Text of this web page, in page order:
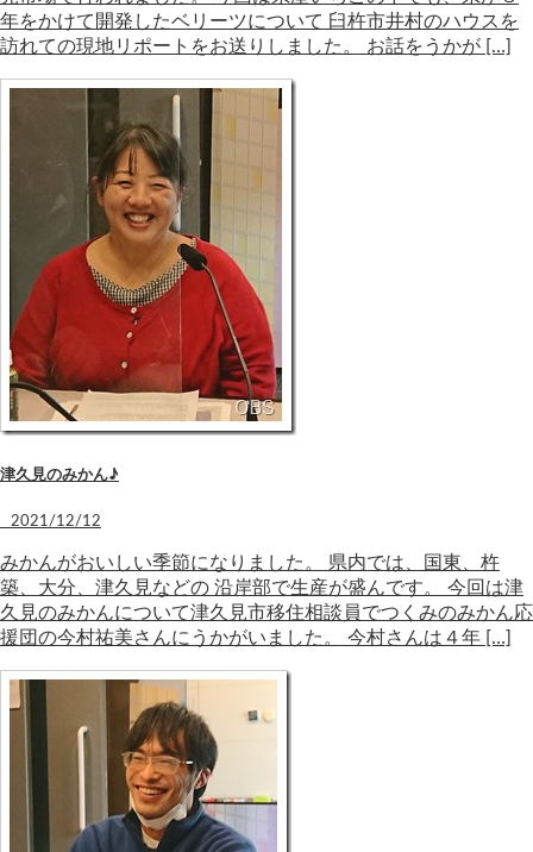
年をかけて開発したベリーツについて 臼杵市井村のハウスを
訪れての現地リポートをお送りしました。 お話をうかが […]
津久見のみかん♪
2021/12/12
みかんがおいしい季節になりました。 県内では、国東、杵
築、大分、津久見などの 沿岸部で生産が盛んです。 今回は津
久見のみかんについて津久見市移住相談員でつくみのみかん応
援団の今村祐美さんにうかがいました。 今村さんは４年 […]